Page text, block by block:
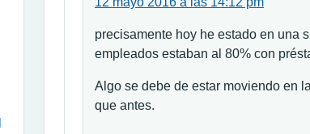
precisamente hoy he estado en una
empleados estaban al 80% con
Algo se debe de estar moviendo en
que antes.